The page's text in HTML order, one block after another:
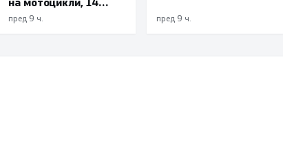
лишени поради
пред 9 ч.
град“ е доказ дека
пред 9 ч.